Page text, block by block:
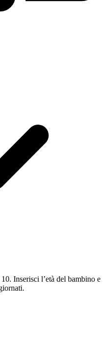
Inserisci l’età del bambino e